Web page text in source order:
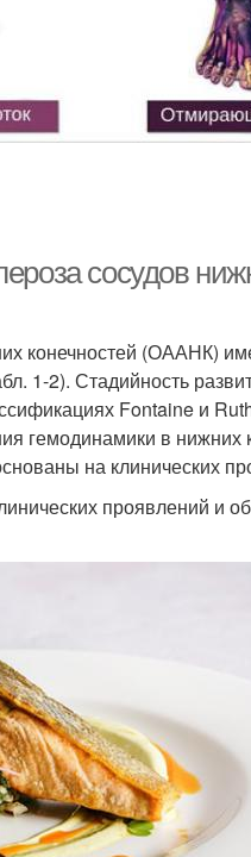
сосудов
конечностей (ОААНК)
1-2). Стадийность
Fontaine и
гемодинамики в нижних
на клинических
проявлений и